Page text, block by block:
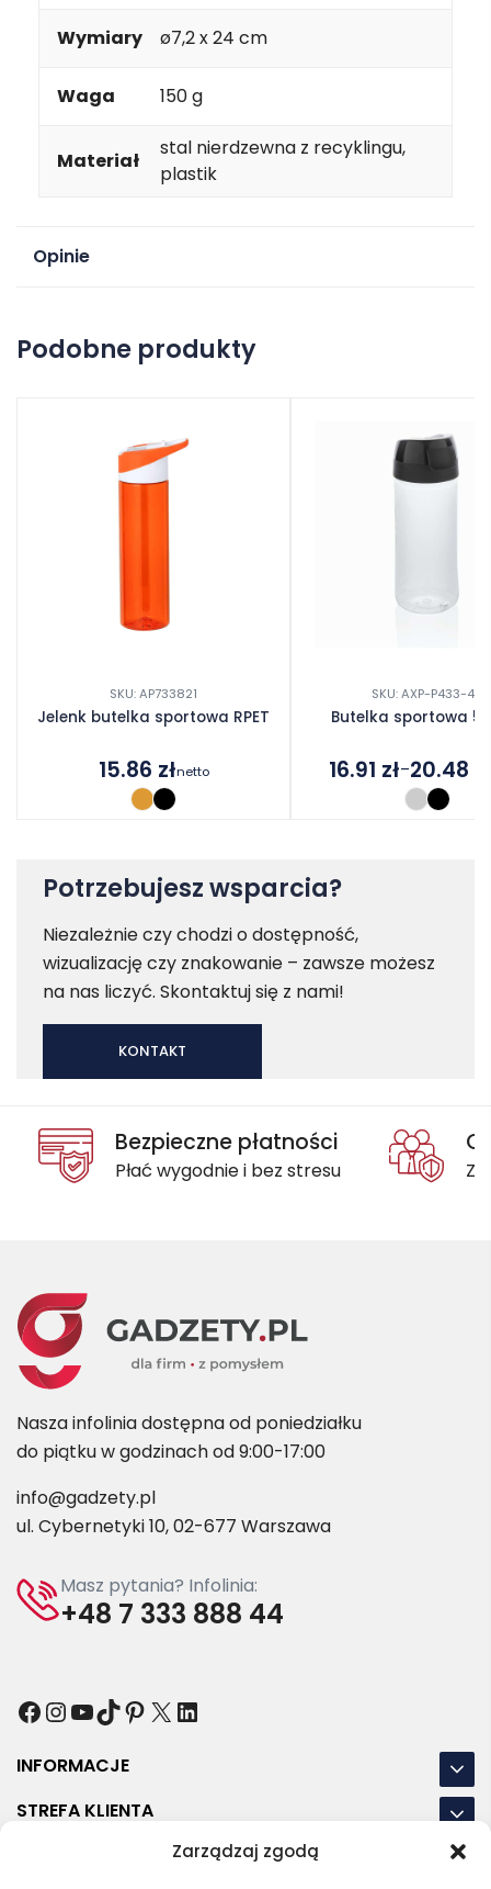
Zarządzaj zgodą
Wymiary ø7,2 x 24 cm
Waga 150 g
Materiał
stal nierdzewna z recyklingu,
plastik
Opinie
Podobne produkty
SKU: AP733821
Jelenk butelka sportowa RPET
15.86 złnetto
SKU: AXP-P433-46
Butelka sportowa
16.91 zł–20.48
20.48 zł
Potrzebujesz wsparcia?
Niezależnie czy chodzi o dostępność,
wizualizację czy znakowanie – zawsze możesz
na nas liczyć. Skontaktuj się z nami!
KONTAKT
Bezpieczne płatności
Płać wygodnie i bez stresu
Nasza infolinia dostępna od poniedziałku
do piątku w godzinach od 9:00-17:00
info@gadzety.pl
ul. Cybernetyki 10, 02-677 Warszawa
Masz pytania? Infolinia:
+48 7 333 888 44
Facebook
Instagram
YouTube
TikTok
Pinterest
X LinkedIn
INFORMACJE
STREFA KLIENTA
NASZE LOKALIZACJE